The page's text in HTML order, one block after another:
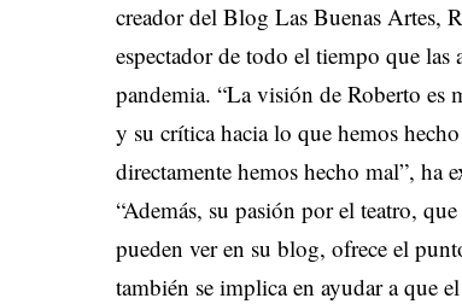
creador del BlogLas Buenas Artes,
espectador de todo el tiempo que las
pandemia. “La visión de Roberto es
y su crítica hacia lo que hemos
directamente hemos hecho mal”, ha
“Además, su pasión por el teatro,
pueden ver en su blog, ofrece el
también se implica en ayudar a que